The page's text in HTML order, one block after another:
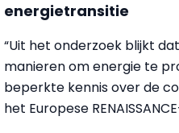
energietransitie
“Uit het onderzoek blijkt
manieren om energie te
beperkte kennis over de
het Europese